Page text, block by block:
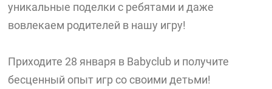
уникальные поделки с ребятами и даже
вовлекаем родителей в нашу игру!
Приходите 28 января в Babyclub и получите
бесценный опыт игр со своими детьми!